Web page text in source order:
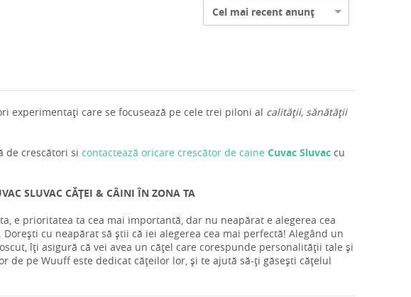
Cel mai recent anunț
experimentați care se focusează pe cele trei piloni al calității, sănătății
de crescători si contactează oricare crescător de caine Cuvac Sluvac cu
SLUVAC CĂȚEI & CÂINI ÎN ZONA TA
e prioritatea ta cea mai importantă, dar nu neapărat e alegerea cea
cu neapărat să știi că iei alegerea cea mai perfectă! Alegând un
îți asigură că vei avea un cățel care corespunde personalității tale și
de pe Wuuff este dedicat cățeilor lor, și te ajută să-ți găsești cățelul